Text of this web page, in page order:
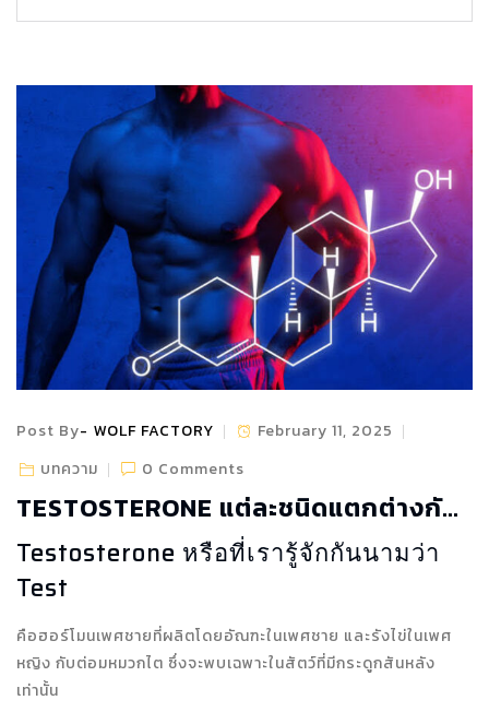
Post By WOLF FACTORY
February 11, 2025
บทความ
0 Comments
TESTOSTERONE แต่ละชนิดแตกต่างกัน
ยังไง ?
Testosterone หรือที่เรารู้จักกันนามว่า
Test
คือฮอร์โมนเพศชายที่ผลิตโดยอัณฑะในเพศชาย และรังไข่ในเพศ
หญิง กับต่อมหมวกไต ซึ่งจะพบเฉพาะในสัตว์ที่มีกระดูกสันหลัง
เท่านั้น